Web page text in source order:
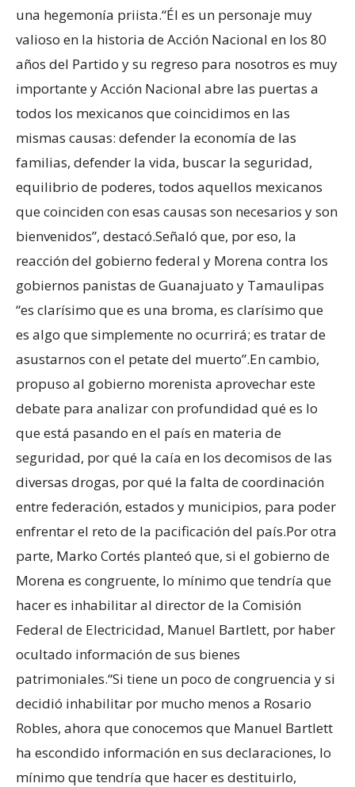
una hegemonía priista.“Él es un personaje muy
valioso en la historia de Acción Nacional en los 80
años del Partido y su regreso para nosotros es muy
importante y Acción Nacional abre las puertas a
todos los mexicanos que coincidimos en las
mismas causas: defender la economía de las
familias, defender la vida, buscar la seguridad,
equilibrio de poderes, todos aquellos mexicanos
que coinciden con esas causas son necesarios y son
bienvenidos”, destacó.Señaló que, por eso, la
reacción del gobierno federal y Morena contra los
gobiernos panistas de Guanajuato y Tamaulipas
“es clarísimo que es una broma, es clarísimo que
es algo que simplemente no ocurrirá; es tratar de
asustarnos con el petate del muerto”.En cambio,
propuso al gobierno morenista aprovechar este
debate para analizar con profundidad qué es lo
que está pasando en el país en materia de
seguridad, por qué la caía en los decomisos de las
diversas drogas, por qué la falta de coordinación
entre federación, estados y municipios, para poder
enfrentar el reto de la pacificación del país.Por otra
parte, Marko Cortés planteó que, si el gobierno de
Morena es congruente, lo mínimo que tendría que
hacer es inhabilitar al director de la Comisión
Federal de Electricidad, Manuel Bartlett, por haber
ocultado información de sus bienes
patrimoniales.“Si tiene un poco de congruencia y si
decidió inhabilitar por mucho menos a Rosario
Robles, ahora que conocemos que Manuel Bartlett
ha escondido información en sus declaraciones, lo
mínimo que tendría que hacer es destituirlo,